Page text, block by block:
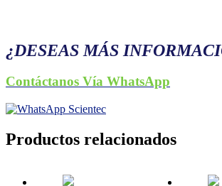
¿DESEAS MÁS
Contáctanos Vía WhatsApp
Productos relacionados